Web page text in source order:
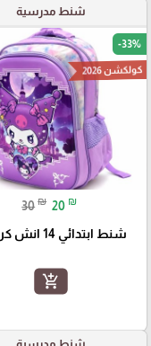
شنط مدرسية
-33%
كولكشن 2026
30 ₪ 20 ₪
شنط ابتدائي 14 انش كرومي
add_shopping_cart